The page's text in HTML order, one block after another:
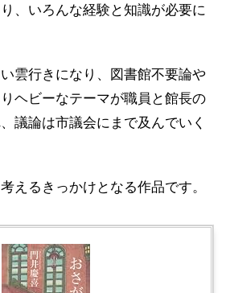
、いろんな経験と知識が必要に
雲行きになり、図書館不要論や
ヘビーなテーマが職員と館長の
議論は市議会にまで及んでいく
えるきっかけとなる作品です。